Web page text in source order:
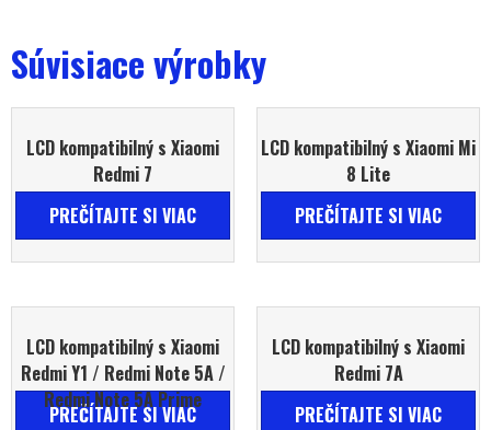
Súvisiace výrobky
LCD kompatibilný s Xiaomi
Redmi 7
PREČÍTAJTE SI VIAC
LCD kompatibilný s Xiaomi Mi
8 Lite
PREČÍTAJTE SI VIAC
LCD kompatibilný s Xiaomi
Redmi Y1 / Redmi Note 5A /
Redmi Note 5A Prime
PREČÍTAJTE SI VIAC
LCD kompatibilný s Xiaomi
Redmi 7A
PREČÍTAJTE SI VIAC